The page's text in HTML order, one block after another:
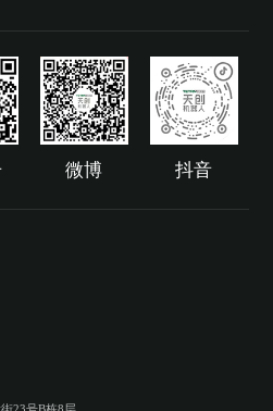
微博 抖音